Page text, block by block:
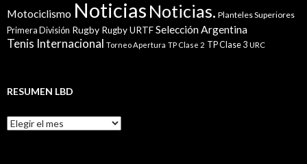
Motociclismo Noticias Noticias. Planteles Superiores
Primera División Rugby Rugby URTFSelección Argentina
Tenis Internacional Torneo Apertura TP Clase 2 TP Clase 3 URC
RESUMEN LBD
Resumen
LBD